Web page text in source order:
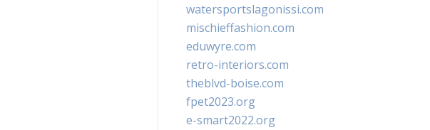
watersportslagonissi.com
mischieffashion.com
eduwyre.com
retro-interiors.com
theblvd-boise.com
fpet2023.org
e-smart2022.org